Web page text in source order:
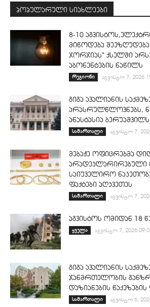
პოპულარული სიახლეები
8-10
მიწოდება
ჯორჯიას“ ქსელში
აბონენტების ნაწილს
რეგიონი აგვისტო 7, 2026
გიგა ავალიანის
არასრულწლოვნებს,
ანასტასია
სამართალი აგვისტო 7,
მებაჟე ოფიცრებმა
საიუველირო
ფაქტები აღკვეთეს
სამართალი აგვისტო 7,
აგვისტოს ომიდან 18
ყველა აგვისტო 7, 2026
გიგა ავალიანის
ჯანმრთელობის
დაზიანების წაქეზების
სამართალი აგვისტო 6,